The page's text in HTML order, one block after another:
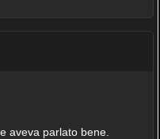
aveva parlato bene.